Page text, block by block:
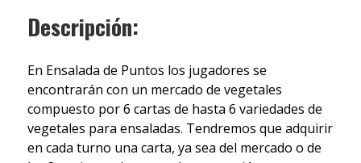
Descripción:
En Ensalada de Puntos los jugadores se
encontrarán con un mercado de vegetales
compuesto por 6 cartas de hasta 6 variedades de
vegetales para ensaladas. Tendremos que adquirir
en cada turno una carta, ya sea del mercado o de